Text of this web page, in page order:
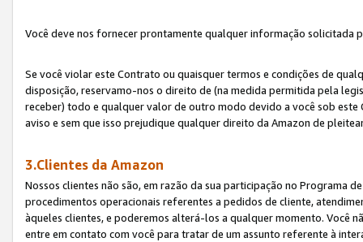
Você deve nos fornecer prontamente qualquer informação solicitada
Se você violar este Contrato ou quaisquer termos e condições de
disposição, reservamo-nos o direito de (na medida permitida pela
receber) todo e qualquer valor de outro modo devido a você sob
aviso e sem que isso prejudique qualquer direito da Amazon de
3.Clientes da Amazon
Nossos clientes não são, em razão da sua participação no Programa
procedimentos operacionais referentes a pedidos de cliente,
àqueles clientes, e poderemos alterá-los a qualquer momento. Você
entre em contato com você para tratar de um assunto referente à